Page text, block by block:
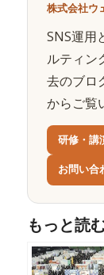
株式会社ウ
SNS運用
ルティン
去のブロ
からご覧
研修・講
お問い合
もっと読